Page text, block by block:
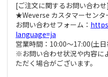
[ご注文に関するお問い合わせ]
★Weverse カスタマーセンタ
お問い合わせフォーム：
language=ja
営業時間：10:00～17:00(土
※お問い合わせ状況や内容に
ただく場合がございます。